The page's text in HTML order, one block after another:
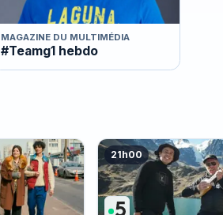
MAGAZINE DU MULTIMÉDIA
#Teamg1 hebdo
21h00